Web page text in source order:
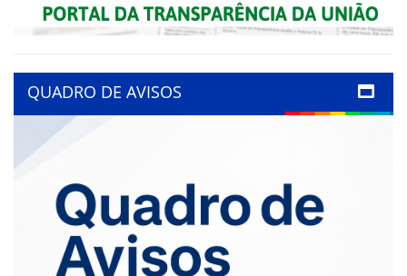
QUADRO DE AVISOS